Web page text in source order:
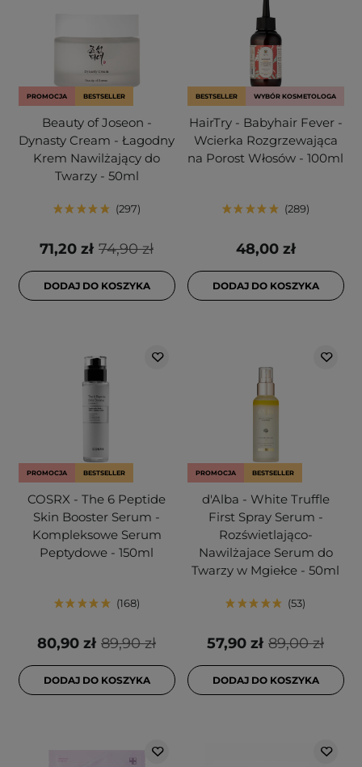
PROMOCJA BESTSELLER
Beauty of Joseon -
Dynasty Cream - Łagodny
Krem Nawilżający do
Twarzy - 50ml
297
74,90 zł
71,20 zł
DODAJ DO KOSZYKA
BESTSELLER WYBÓR KOSMETOLOGA
HairTry - Babyhair Fever -
Wcierka Rozgrzewająca
na Porost Włosów - 100ml
289
48,00 zł
DODAJ DO KOSZYKA
PROMOCJA BESTSELLER
COSRX - The 6 Peptide
Skin Booster Serum -
Kompleksowe Serum
Peptydowe - 150ml
168
89,90 zł
80,90 zł
DODAJ DO KOSZYKA
PROMOCJA BESTSELLER
d'Alba - White Truffle
First Spray Serum -
Rozświetlająco-
Nawilżajace Serum do
Twarzy w Mgiełce - 50ml
53
89,00 zł
57,90 zł
DODAJ DO KOSZYKA